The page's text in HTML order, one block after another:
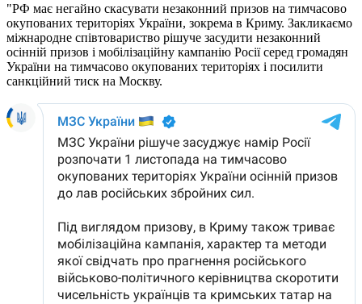
"РФ має негайно скасувати незаконний призов на тимчасово
окупованих територіях України, зокрема в Криму. Закликаємо
міжнародне співтовариство рішуче засудити незаконний
осінній призов і мобілізаційну кампанію Росії серед громадян
України на тимчасово окупованих територіях і посилити
санкційний тиск на Москву.